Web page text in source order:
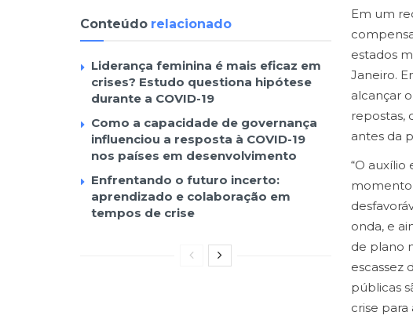
Conteúdo relacionado
Liderança feminina é mais eficaz em
crises? Estudo questiona hipótese
durante a COVID-19
Como a capacidade de governança
influenciou a resposta à COVID-19
nos países em desenvolvimento
Enfrentando o futuro incerto:
aprendizado e colaboração em
tempos de crise
Em um
estados
Janeiro.
alcançar
repostas,
antes da
“O
momento
onda, e
de plano
escassez
públicas
crise para